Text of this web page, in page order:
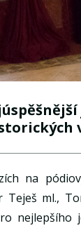
na
ml.,
nejlepšího